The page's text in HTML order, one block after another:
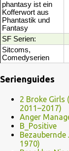
phantasy ist ein
Kofferwort aus
Phantastik und
Fantasy
SF Serien:
Sitcoms,
Comedyserien
Serienguides
2 Broke Girls
2011–2017)
Anger
B_Positive
Bezaubernde
1970)